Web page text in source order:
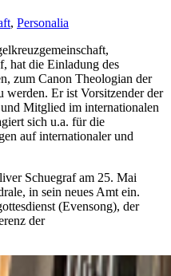
, Personalia
hat die Einladung des
zum Canon Theologian der
werden. Er ist Vorsitzender der
Mitglied im internationalen
sich u.a. für die
auf internationaler und
Schuegraf am 25. Mai
in sein neues Amt ein.
(Evensong), der
der